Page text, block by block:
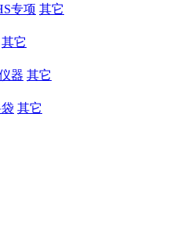
专项 其它
其它
器 其它
其它